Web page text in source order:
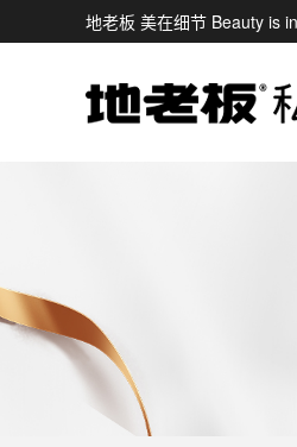
地老板 美在细节 Beauty is